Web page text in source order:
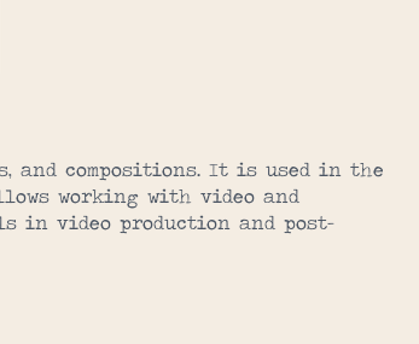
and compositions. It is used in the
working with video and
in video production and post-